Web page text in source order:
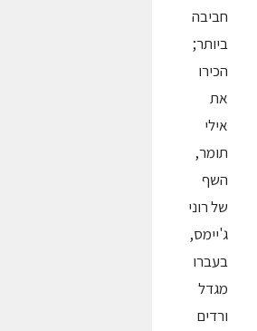
חביבה
ביותר;
הכירו
את
אילי
תומר,
השף
של רוני
ג'יימס,
בעברו
מגדל
ורדים